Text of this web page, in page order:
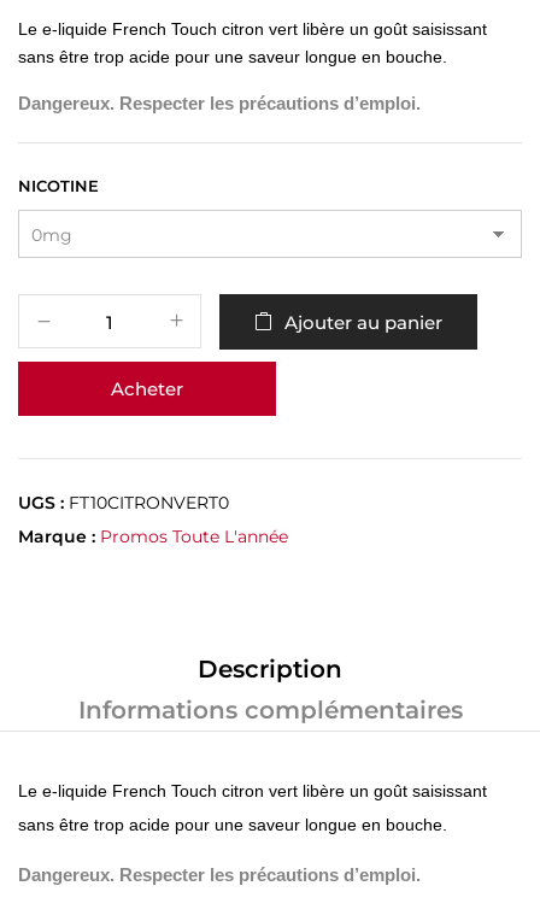
Le e-liquide French Touch citron vert libère un goût saisissant
sans être trop acide pour une saveur longue en bouche.
Dangereux. Respecter les précautions d’emploi.
NICOTINE
Ajouter au panier
Acheter
UGS : FT10CITRONVERT0
Marque : Promos Toute L'année
Description
Informations complémentaires
Le e-liquide French Touch citron vert libère un goût saisissant
sans être trop acide pour une saveur longue en bouche.
Dangereux. Respecter les précautions d’emploi.